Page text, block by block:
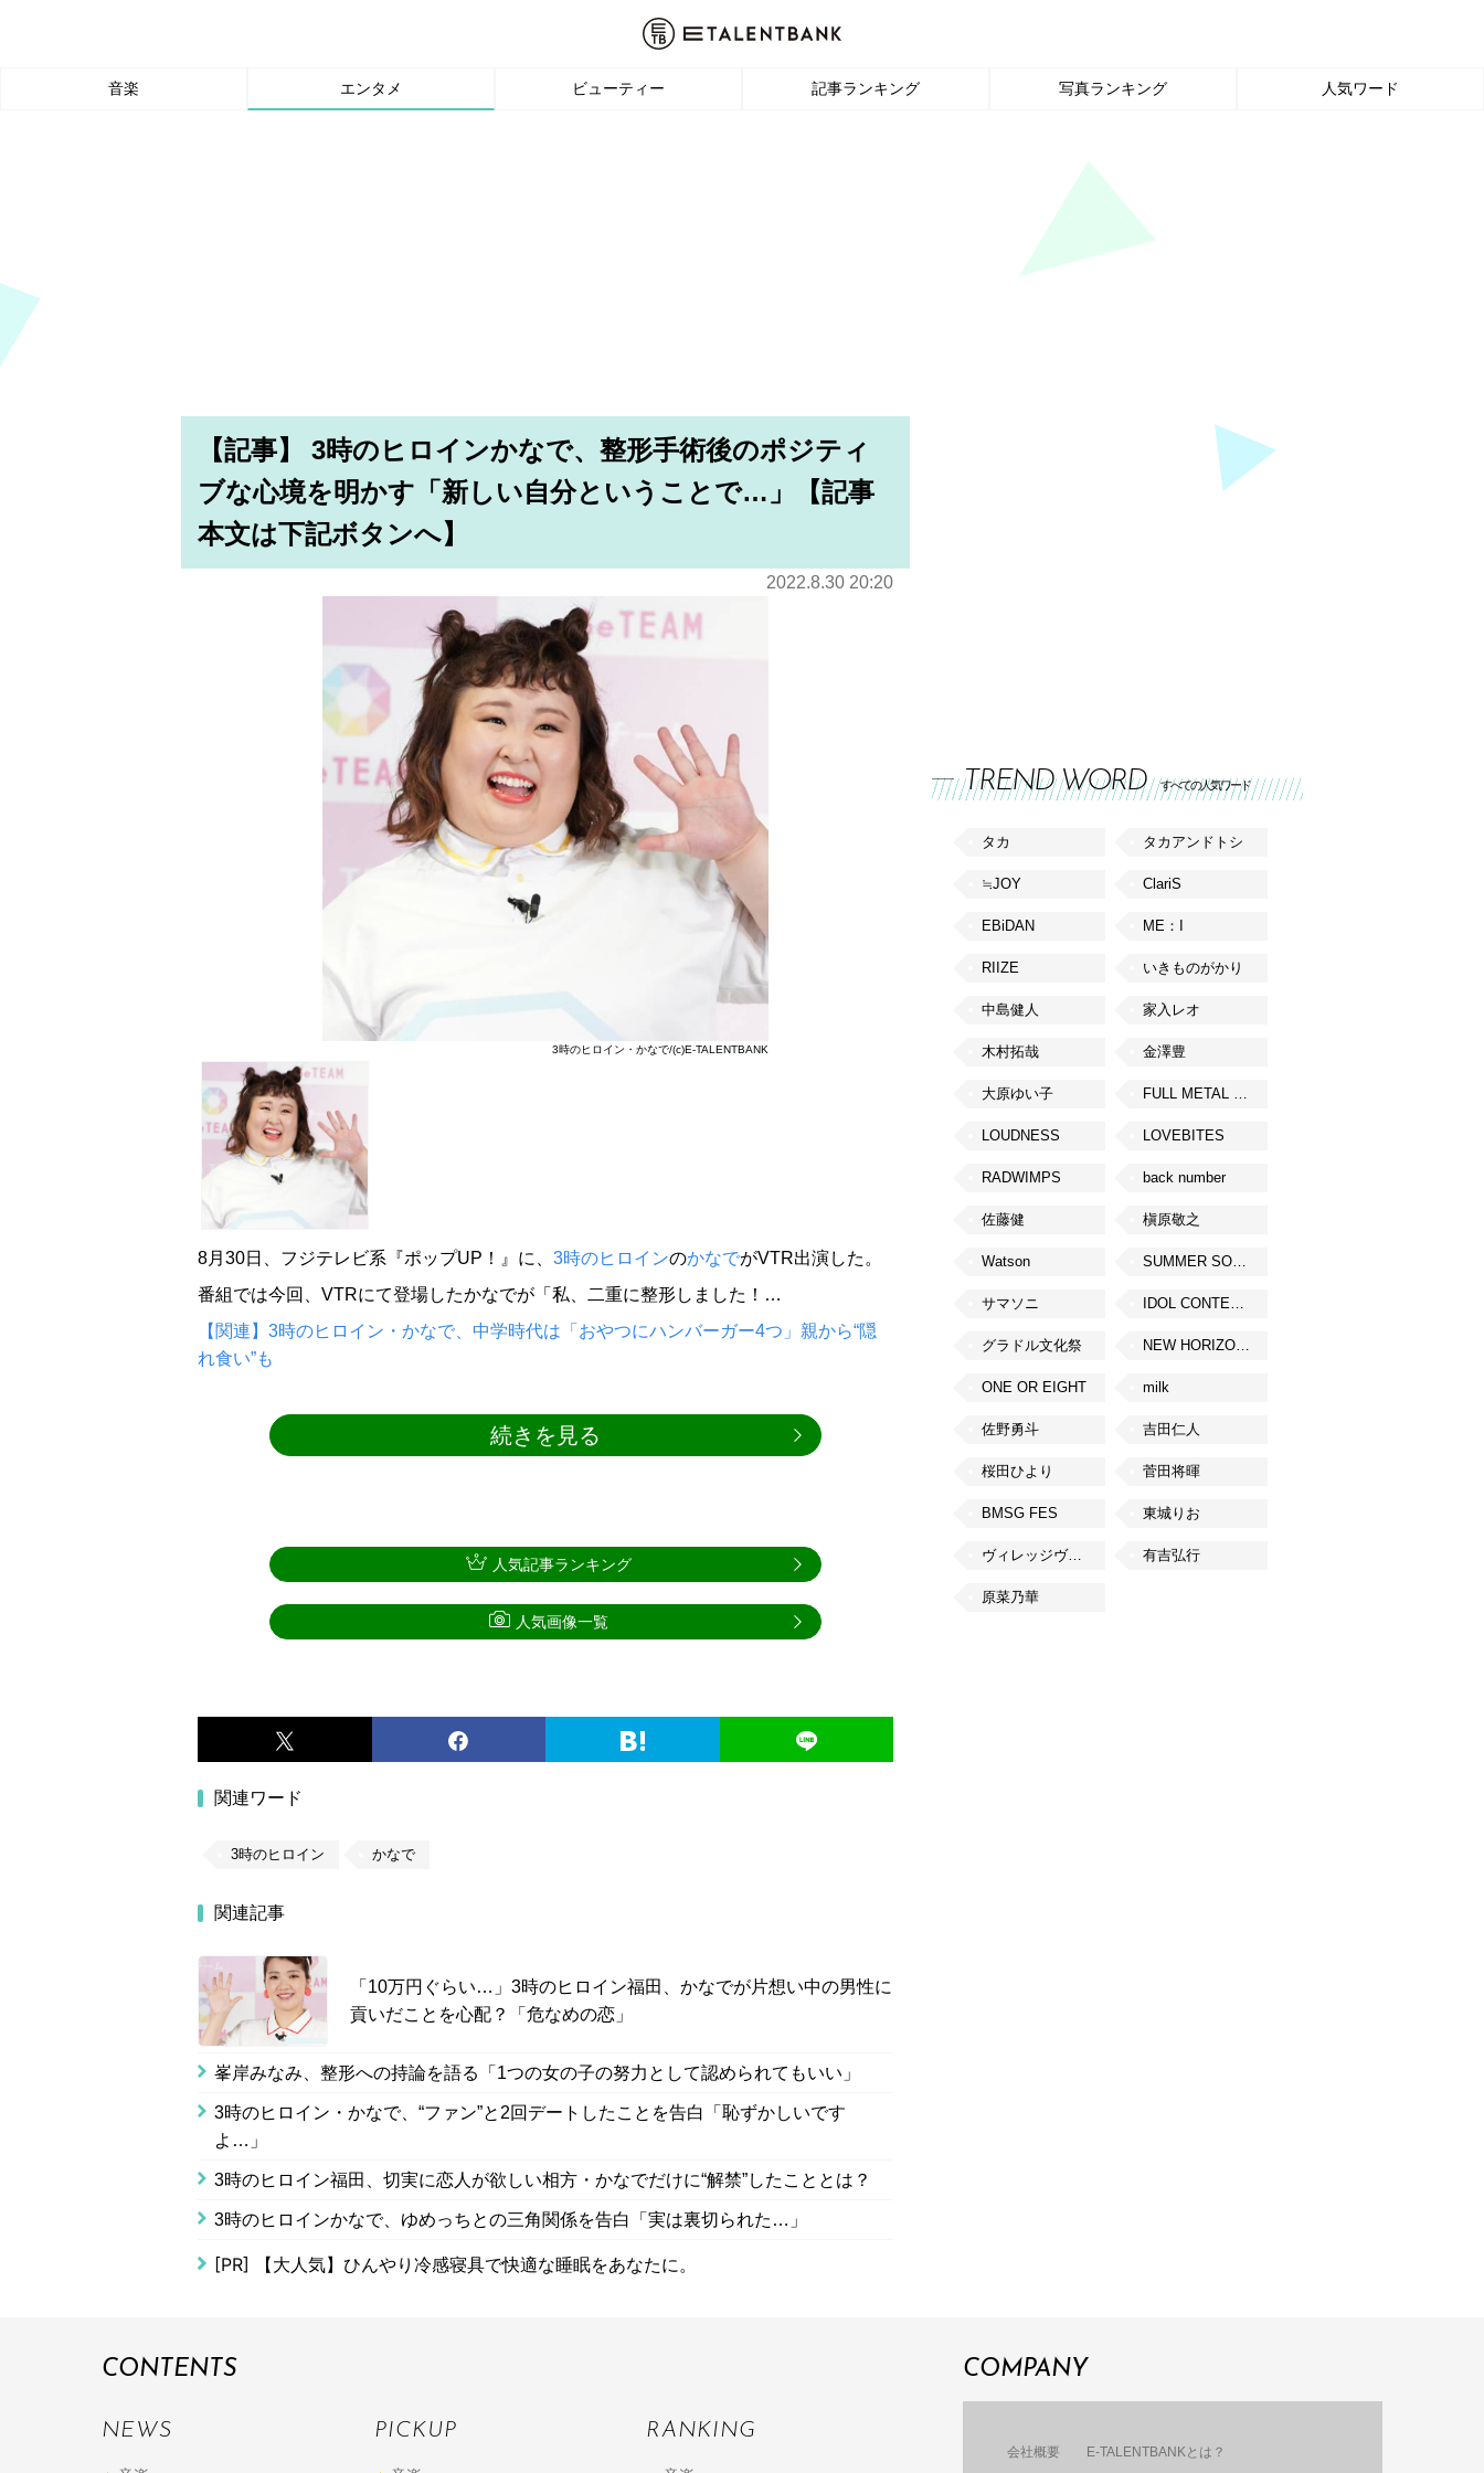
音楽 エンタメ ビューティー 記事ランキング 写真ランキング 人気ワード
【記事】 3時のヒロインかなで、整形手術後のポジティ
ブな心境を明かす「新しい自分ということで…」【記事
本文は下記ボタンへ】
2022.8.30 20:20
3時のヒロイン・かなで/(c)E-TALENTBANK
8月30日、フジテレビ系『ポップUP！』に、 3時のヒロインのかなでがVTR出演した。
番組では今回、VTRにて登場したかなでが「私、二重に整形しました！…
【関連】3時のヒロイン・かなで、中学時代は「おやつにハンバーガー4つ」親から“隠
れ食い”も
続きを見る
関連ワード
3時のヒロイン かなで
関連記事
「10万円ぐらい…」3時のヒロイン福田、かなでが片想い中の男性に
貢いだことを心配？「危なめの恋」
峯岸みなみ、整形への持論を語る「1つの女の子の努力として認められてもいい」
3時のヒロイン・かなで、“ファン”と2回デートしたことを告白「恥ずかしいです
よ…」
3時のヒロイン福田、切実に恋人が欲しい相方・かなでだけに“解禁”したこととは？
3時のヒロインかなで、ゆめっちとの三角関係を告白「実は裏切られた…」
[PR] 【大人気】ひんやり冷感寝具で快適な睡眠をあなたに。
人気記事ランキング
人気画像一覧
TREND WORD すべての人気ワード
タカ タカアンドトシ
≒JOY ClariS
EBiDAN ME：I
RIIZE いきものがかり
中島健人 家入レオ
木村拓哉 金澤豊
大原ゆい子 FULL METAL JAPAN 2026
LOUDNESS LOVEBITES
RADWIMPS back number
佐藤健 槇原敬之
Watson SUMMER SONIC
サマソニ IDOL CONTENT EXPO
グラドル文化祭 NEW HORIZON FEST
ONE OR EIGHT milk
佐野勇斗 吉田仁人
桜田ひより 菅田将暉
BMSG FES 東城りお
ヴィレッジヴァンガード 有吉弘行
原菜乃華
CONTENTS
NEWS PICKUP RANKING
COMPANY
会社概要 E-TALENTBANKとは？